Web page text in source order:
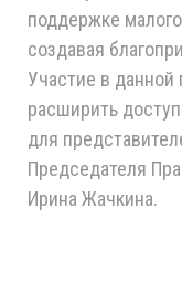
поддержке
создавая
Участие в данной
расширить
для
Председателя
Ирина Жачкина.